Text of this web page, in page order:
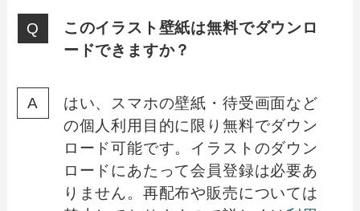
このイラスト壁紙は無料でダウンロ
ードできますか？
はい、スマホの壁紙・待受画面など
の個人利用目的に限り無料でダウン
ロード可能です。イラストのダウン
ロードにあたって会員登録は必要あ
りません。再配布や販売については